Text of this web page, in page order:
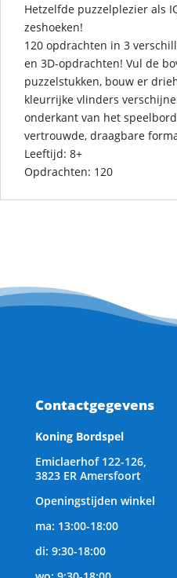
Hetzelfde puzzelplezier als
zeshoeken!
120 opdrachten in 3
en 3D-opdrachten! Vul de
puzzelstukken, bouw er
kleurrijke vlinders
onderkant van het
vertrouwde, draagbare
Leeftijd: 8+
Opdrachten: 120
Contactgegevens
Koning Bordspel
Emiclaerhof 122-126,
3823 ER Amersfoort
Openingstijden winkel
ma: 13:00-18:00
di: 9:30-18:00